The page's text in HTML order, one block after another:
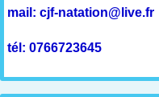
mail: cjf-natation@live.fr
tél: 0766723645